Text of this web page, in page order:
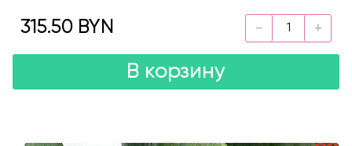
315.50 BYN
В корзину